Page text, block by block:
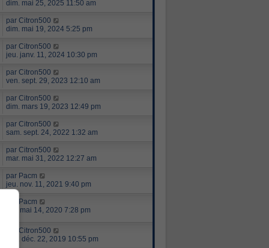
dim. mai 25, 2025 11:50 am
par Citron500
dim. mai 19, 2024 5:25 pm
par Citron500
jeu. janv. 11, 2024 10:30 pm
par Citron500
ven. sept. 29, 2023 12:10 am
par Citron500
dim. mars 19, 2023 12:49 pm
par Citron500
sam. sept. 24, 2022 1:32 am
par Citron500
mar. mai 31, 2022 12:27 am
par Pacm
jeu. nov. 11, 2021 9:40 pm
Pacm
jeu. mai 14, 2020 7:28 pm
Citron500
dim. déc. 22, 2019 10:55 pm